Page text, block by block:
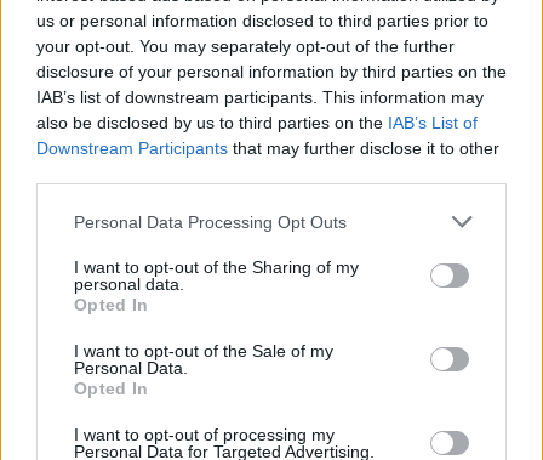
us or personal information disclosed to third parties prior to
your opt-out. You may separately opt-out of the further
disclosure of your personal information by third parties on the
IAB’s list of downstream participants. This information may
also be disclosed by us to third parties on the IAB’s List of
Downstream Participants that may further disclose it to other
Please note that this website/app uses one or more Google
not limited to your visit or usage behaviour. You may click to
grant or deny consent to Google and its third-party tags to
use your data for below specified purposes in below Google
consent section.
Personal Data Processing Opt Outs
I want to opt-out of the Sharing of my
personal data.
Opted In
I want to opt-out of the Sale of my
Personal Data.
Opted In
I want to opt-out of processing my
Personal Data for Targeted Advertising.
szakértőket, civil szervezeteket és érdeklődő
lakosokat egy tervezési munkába. Ezért is esett jól,
hogy Varga Benedek főigazgató minden érdekeltet
bevont a Magyar Nemzeti Múzeum kertje
felújításának tervezésébe. Nyilvános…